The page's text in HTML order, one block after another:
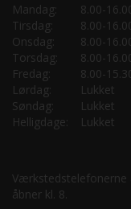
Mandag:
8.00-
Tirsdag:
8.00-
Onsdag:
8.00-
Torsdag:
8.00-
Fredag:
8.00-
Lørdag:
Lukket
Søndag:
Lukket
Helligdage:
Lukket
Værkstedstelefonerne
åbner kl. 8.